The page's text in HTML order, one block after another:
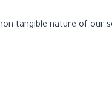
tangible nature of